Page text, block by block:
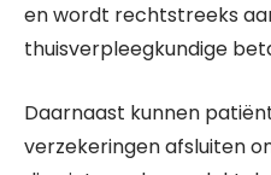
en wordt rechtstreeks
thuisverpleegkundige
Daarnaast kunnen
verzekeringen afsluiten